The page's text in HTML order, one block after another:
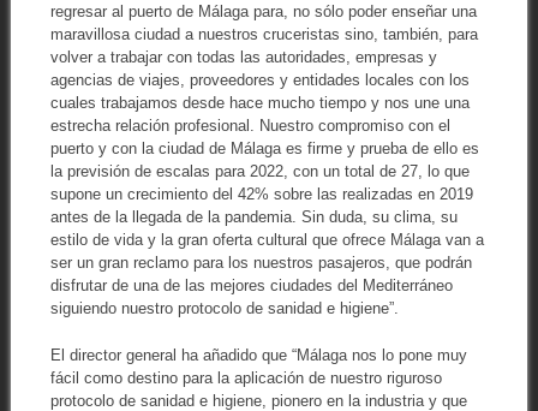
regresar al puerto de Málaga para, no sólo poder enseñar una
maravillosa ciudad a nuestros cruceristas sino, también, para
volver a trabajar con todas las autoridades, empresas y
agencias de viajes, proveedores y entidades locales con los
cuales trabajamos desde hace mucho tiempo y nos une una
estrecha relación profesional. Nuestro compromiso con el
puerto y con la ciudad de Málaga es firme y prueba de ello es
la previsión de escalas para 2022, con un total de 27, lo que
supone un crecimiento del 42% sobre las realizadas en 2019
antes de la llegada de la pandemia. Sin duda, su clima, su
estilo de vida y la gran oferta cultural que ofrece Málaga van a
ser un gran reclamo para los nuestros pasajeros, que podrán
disfrutar de una de las mejores ciudades del Mediterráneo
siguiendo nuestro protocolo de sanidad e higiene”.
El director general ha añadido que “Málaga nos lo pone muy
fácil como destino para la aplicación de nuestro riguroso
protocolo de sanidad e higiene, pionero en la industria y que